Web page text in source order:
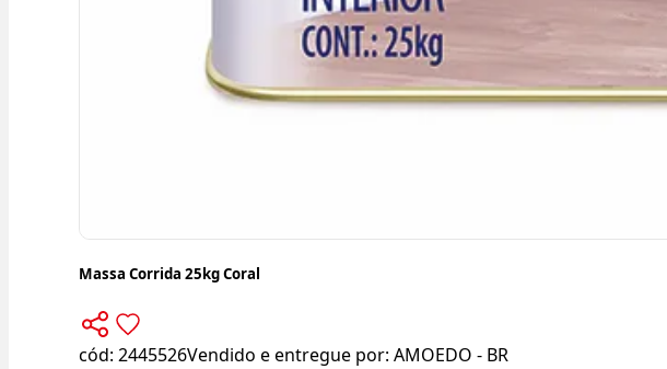
Massa Corrida 25kg Coral
cód: 2445526Vendido e entregue por: AMOEDO - BR